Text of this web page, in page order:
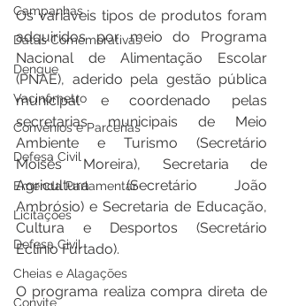
Campanhas
Datas Comemorativas
Dengue
Vacinômetro
Convênios e Parcerias
Defesa Civil
Emenda Parlamentar
Licitações
Defesa Civil
Cheias e Alagações
Convite
Os variáveis tipos de produtos foram
adquiridos por meio do Programa
Nacional de Alimentação Escolar
(PNAE), aderido pela gestão pública
municipal e coordenado pelas
secretarias municipais de Meio
Ambiente e Turismo (Secretário
Moisés Moreira), Secretaria de
Agricultura (Secretário João
Ambrósio) e Secretaria de Educação,
Cultura e Desportos (Secretário
Eclínio Furtado).
O programa realiza compra direta de